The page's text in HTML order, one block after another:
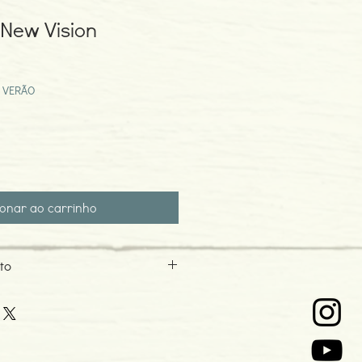
Vision
ao carrinho